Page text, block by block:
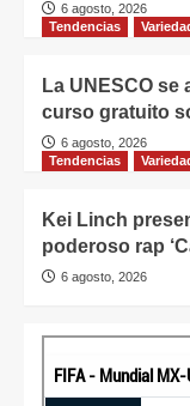
6 agosto, 2026
Tendencias
La UNESCO
curso gratuito
6 agosto, 2026
Tendencias
Kei Linch
poderoso rap
6 agosto, 2026